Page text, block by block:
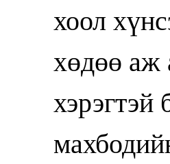
хоол
хөдөө аж
хэрэгтэй